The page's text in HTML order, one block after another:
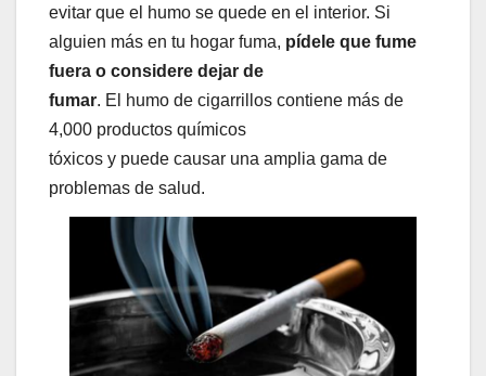
evitar que el humo se quede en el interior. Si
alguien más en tu hogar fuma, pídele que fume
fuera o considere dejar de
fumar. El humo de cigarrillos contiene más de
4,000 productos químicos
tóxicos y puede causar una amplia gama de
problemas de salud.